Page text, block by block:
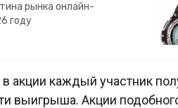
рынка онлайн-
году
в акции каждый участник
выигрыша. Акции